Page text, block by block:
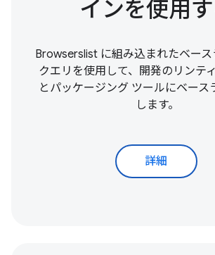
インを使用
Browserslist に組み込まれたベー
クエリを使用して、開発のリンテ
とパッケージング ツールにベース
します。
詳細